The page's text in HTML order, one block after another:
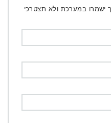
ישמרו במערכת ולא תצטרכי